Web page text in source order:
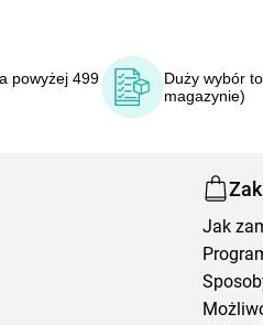
powyżej 499
Duży wybór
magazynie)
Jak